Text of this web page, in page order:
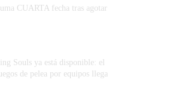
CUARTA fecha tras agotar
Souls ya está disponible: el
de pelea por equipos llega